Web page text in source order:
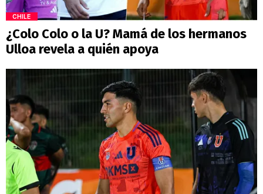
CHILE
¿Colo Colo o la U? Mamá de los hermanos
Ulloa revela a quién apoya